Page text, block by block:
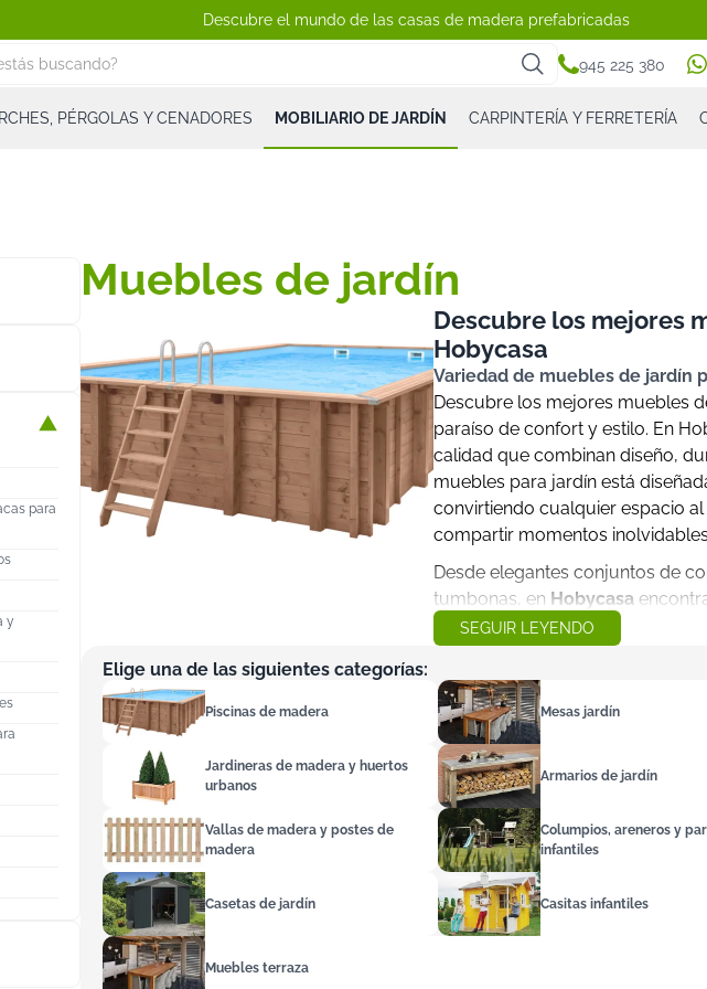
Descubre el mundo de las casas de madera prefabricadas
945 225 380
PÉRGOLAS Y CENADORES MOBILIARIO DE JARDÍN CARPINTERÍA Y FERRETERÍA
para
y
Muebles de jardín
Descubre los mejores
Hobycasa
Variedad de muebles de jardín
Descubre los mejores muebles
paraíso de confort y estilo. En
calidad que combinan diseño,
muebles para jardín está
convirtiendo cualquier espacio
compartir momentos
Desde elegantes conjuntos de
tumbonas, en Hobycasa
se adaptan a cualquier espacio
calidad como madera maciza
condiciones climáticas más
sofisticado a tu jardín o terraza.
Ya sea que busques crear un
al aire libre con amigos o
tenemos las opciones ideales
Calidad y sostenibilidad en cada
EnHobycasa, entendemos que
comodidad y estética. Por eso,
sostenibles y resistentes,
utilizada en nuestros muebles
SEGUIR LEYENDO
Elige una de las siguientes categorías:
Piscinas de madera Mesas jardín
Jardineras de madera y huertos
urbanos
Armarios de jardín
Vallas de madera y postes de
madera
Columpios, areneros y
infantiles
Casetas de jardín Casitas infantiles
Muebles terraza